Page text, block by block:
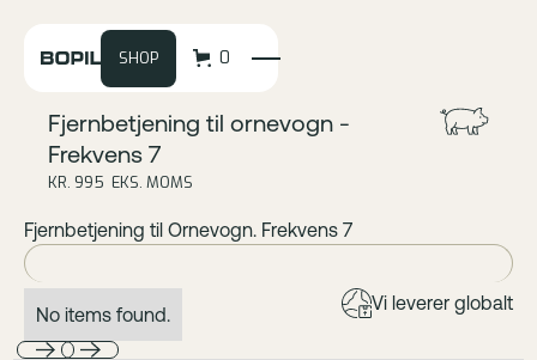
SHOP 0
Fjernbetjening til ornevogn -
Frekvens 7
KR. 995 EKS. MOMS
Fjernbetjening til Ornevogn. Frekvens 7
No items found.
Vi leverer globalt